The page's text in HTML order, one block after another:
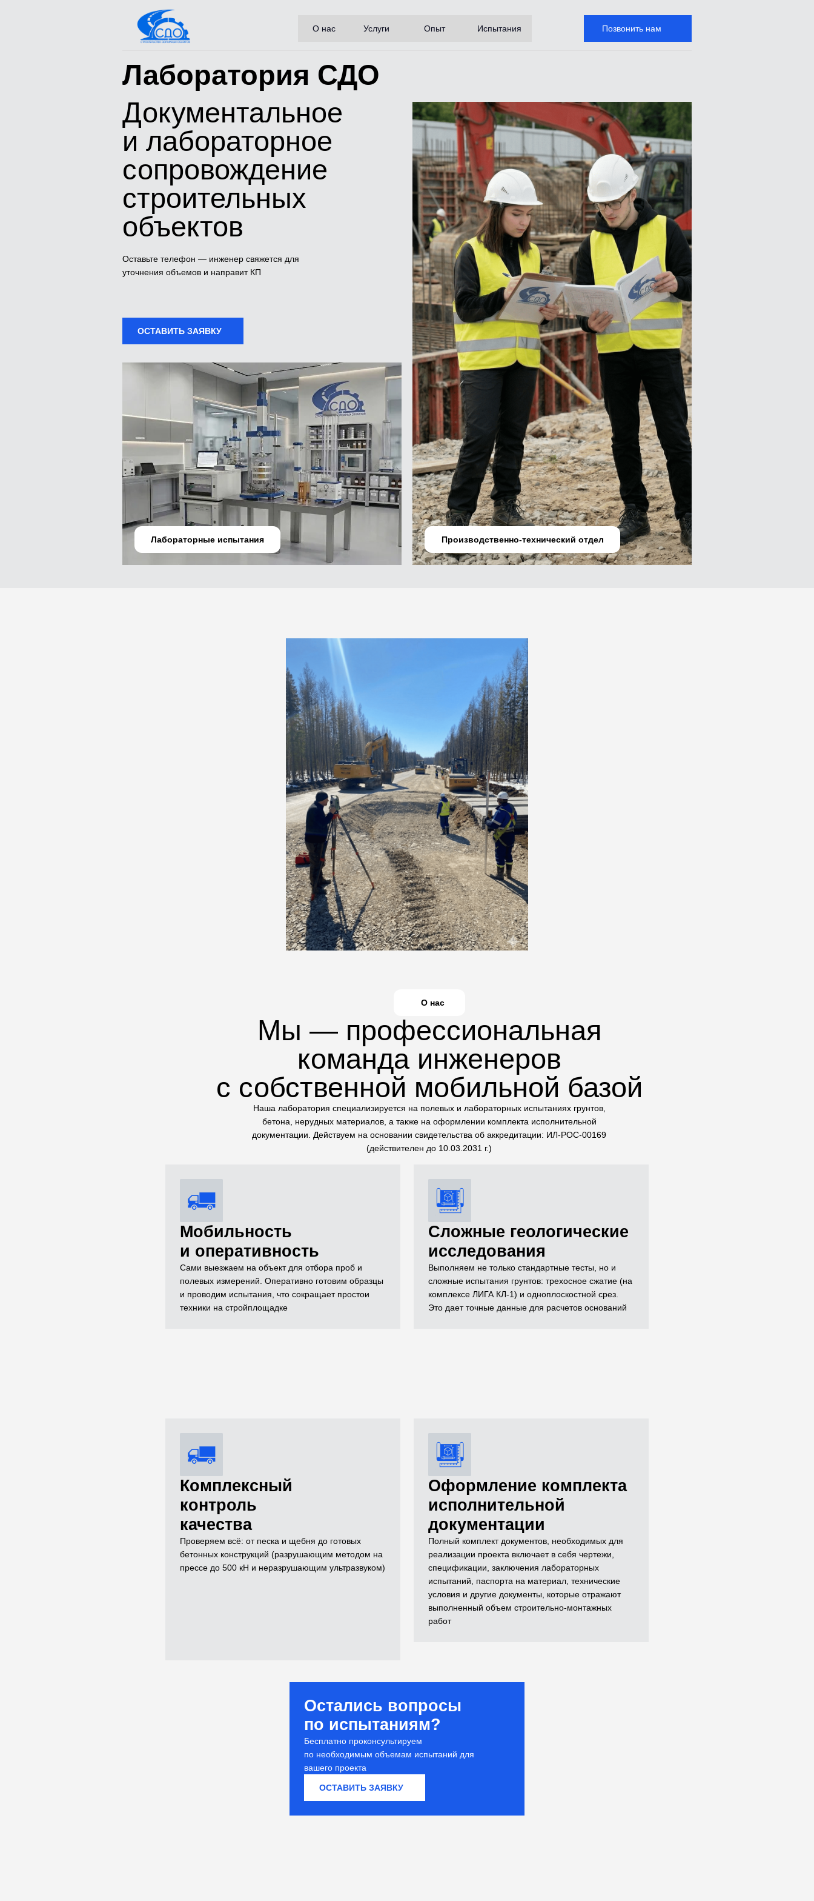
Позвонить нам
О нас Услуги Опыт Испытания
Оставьте телефон — инженер свяжется для
уточнения объемов и направит КП
Документальное
и лабораторное
сопровождение
строительных
объектов
Лаборатория СДО
Производственно-технический отдел
Лабораторные испытания
ОСТАВИТЬ ЗАЯВКУ
О нас
Мы — профессиональная
команда инженеров
с собственной мобильной базой
Наша лаборатория специализируется на полевых и лабораторных испытаниях грунтов,
бетона, нерудных материалов, а также на оформлении комплекта исполнительной
документации. Действуем на основании свидетельства об аккредитации: ИЛ-РОС-00169
(действителен до 10.03.2031 г.)
Мобильность
и оперативность
Сами выезжаем на объект для отбора проб и
полевых измерений. Оперативно готовим образцы
и проводим испытания, что сокращает простои
техники на стройплощадке
Комплексный
контроль
качества
Проверяем всё: от песка и щебня до готовых
бетонных конструкций (разрушающим методом на
прессе до 500 кН и неразрушающим ультразвуком)
Сложные геологические
исследования
Выполняем не только стандартные тесты, но и
сложные испытания грунтов: трехосное сжатие (на
комплексе ЛИГА КЛ-1) и одноплоскостной срез.
Это дает точные данные для расчетов оснований
Оформление комплекта
исполнительной
документации
Полный комплект документов, необходимых для
реализации проекта включает в себя чертежи,
спецификации, заключения лабораторных
испытаний, паспорта на материал, технические
условия и другие документы, которые отражают
выполненный объем строительно-монтажных
работ
Остались вопросы
по испытаниям?
Бесплатно проконсультируем
по необходимым объемам испытаний для
вашего проекта
ОСТАВИТЬ ЗАЯВКУ
ОСТАВИТЬ ЗАЯВКУ